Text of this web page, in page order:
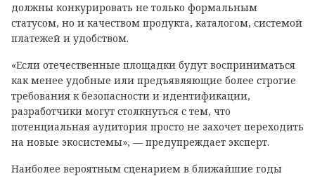
должны конкурировать не только формальным
статусом, но и качеством продукта, каталогом, системой
платежей и удобством.
«Если отечественные площадки будут восприниматься
как менее удобные или предъявляющие более строгие
требования к безопасности и идентификации,
разработчики могут столкнуться с тем, что
потенциальная аудитория просто не захочет переходить
на новые экосистемы», — предупреждает эксперт.
Наиболее вероятным сценарием в ближайшие годы